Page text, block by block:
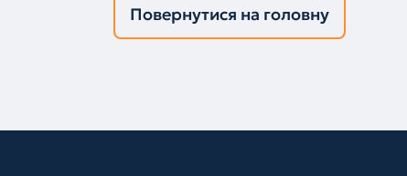
Повернутися на головну